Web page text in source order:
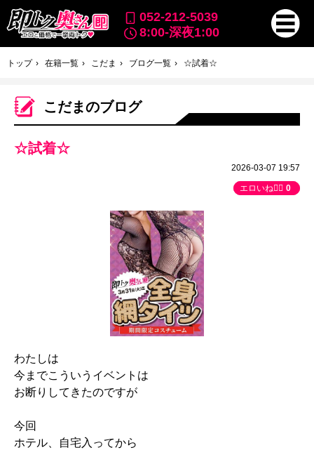
052-212-5039
8:00-深夜1:00
トップ 在籍一覧 こだま ブログ一覧 ☆試着☆
こだまのブログ
☆試着☆
2026-03-07 19:57
エロいね👍🏻 0
わたしは
今までこういうイベントは
お断りしてきたのですが
今回
ホテル、自宅入ってから